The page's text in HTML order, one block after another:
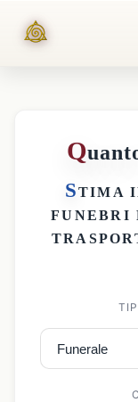
Q
STIMA
FUNEBRI